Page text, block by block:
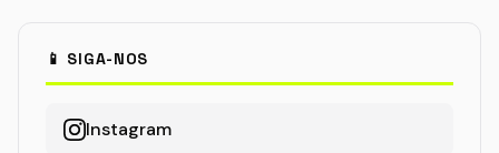
📱 SIGA-NOS
Instagram